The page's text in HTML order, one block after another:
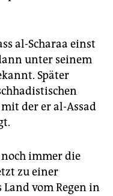
al-Scharaa einst
unter seinem
Später
der er al-Assad
immer die
zu einer
vom Regen in